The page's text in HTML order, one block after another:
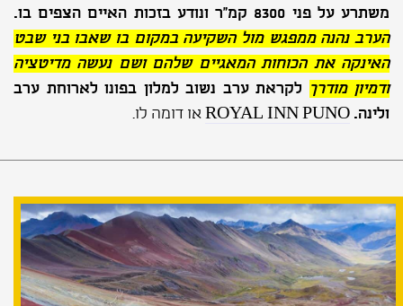
משתרע על פני 8300 קמ"ר ונודע בזכות האיים הצפים בו.
הערב נהנה ממפגש מול השקיעה במקום בו שאבו בני שבט
האינקה את הכוחות המאגיים שלהם ושם נעשה מדיטציה
ודמיון מודרך לקראת ערב נשוב למלון בפונו לארוחת ערב
ולינה. ROYAL INN PUNO או דומה לו.